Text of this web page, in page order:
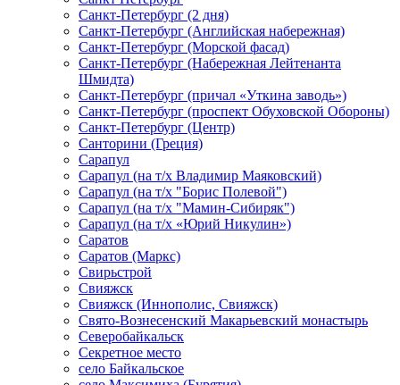
Санкт-Петербург (2 дня)
Санкт-Петербург (Английская набережная)
Санкт-Петербург (Морской фасад)
Санкт-Петербург (Набережная Лейтенанта
Шмидта)
Санкт-Петербург (причал «Уткина заводь»)
Санкт-Петербург (проспект Обуховской Обороны)
Санкт-Петербург (Центр)
Санторини (Греция)
Сарапул
Сарапул (на т/х Владимир Маяковский)
Сарапул (на т/х "Борис Полевой")
Сарапул (на т/х "Мамин-Сибиряк")
Сарапул (на т/х «Юрий Никулин»)
Саратов
Саратов (Маркс)
Свирьстрой
Свияжск
Свияжск (Иннополис, Свияжск)
Свято-Вознесенский Макарьевский монастырь
Северобайкальск
Секретное место
село Байкальское